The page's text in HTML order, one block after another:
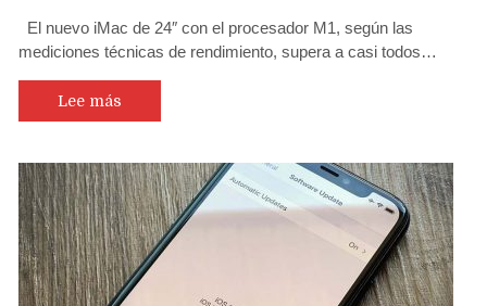
El nuevo iMac de 24″ con el procesador M1, según las
mediciones técnicas de rendimiento, supera a casi todos…
Lee más